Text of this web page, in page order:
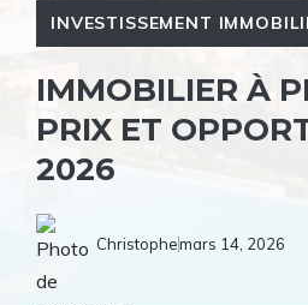
INVESTISSEMENT
IMMOBILIER À
PRIX ET
2026
Christophemars 14, 2026